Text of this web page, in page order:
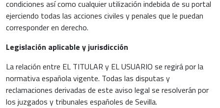
condiciones así como cualquier utilización indebida de su portal
ejerciendo todas las acciones civiles y penales que le puedan
corresponder en derecho.
Legislación aplicable y jurisdicción
La relación entre EL TITULAR y EL USUARIO se regirá por la
normativa española vigente. Todas las disputas y
reclamaciones derivadas de este aviso legal se resolverán por
los juzgados y tribunales españoles de Sevilla.